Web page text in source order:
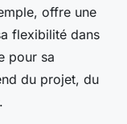
offre une
flexibilité dans
pour sa
du projet, du